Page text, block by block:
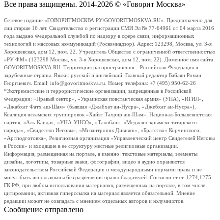
Все права защищены. 2014-2026 © «Говорит Москва»
Сетевое издание «ГОВОРИТМОСКВА.РУ/GOVORITMOSKVA.RU». Предназначено для
лиц старше 16 лет. Свидетельство о регистрации СМИ Эл № 77-64961 от 04 марта 2016
года выдано Федеральной службой по надзору в сфере связи, информационных
технологий и массовых коммуникаций (Роскомнадзор). Адрес: 123298, Москва, ул. 3-я
Хорошевская, дом 12, пом. 22. Учредитель Общество с ограниченной ответственностью
«РУ ФМ» (123298 Москва, ул. 3-я Хорошевская, дом 12, пом. 22). Доменное имя сайта
GOVORITMOSKVA.RU. Территория распространения – Российская Федерация и
зарубежные страны. Языки: русский и английский. Главный редактор Бабаян Роман
Георгиевич. Email: info@govoritmoskva.ru. Номер телефона: +7 (495) 950-62-26
*Экстремистские и террористические организации, запрещенные в Российской
Федерации: «Правый сектор», «Украинская повстанческая армия» (УПА), «ИГИЛ»,
«Джабхат Фатх аш-Шам» (бывшая «Джабхат ан-Нусра», «Джебхат ан-Нусра»),
Коалиция исламских группировок «Хайят Тахрир аш-Шам», Национал-Большевистская
партия, «Аль-Каида», «УНА-УНСО», «Талибан», «Меджлис крымско-татарского
народа», «Свидетели Иеговы», «Мизантропик Дивижн», «Братство» Корчинского,
«Артподготовка», Религиозная организация «Управленческий центр Свидетелей Иеговы
в России» и входящие в ее структуру местные религиозные организации.
Информация, размещенная на портале, а именно: текстовые материалы, элементы
дизайна, логотипы, товарные знаки, фотографии, видео и аудио охраняются
законодательством Российской Федерации и международными нормами права и не
могут быть использованы без разрешения правообладателей. Согласно ст.ст. 1274,1275
ГК РФ, при любом использовании материалов, размещенных на портале, в том числе
цитировании, активная гиперссылка на материал является обязательной. Мнение
редакции может не совпадать с мнением отдельных авторов и колумнистов.
Сообщение отправлено